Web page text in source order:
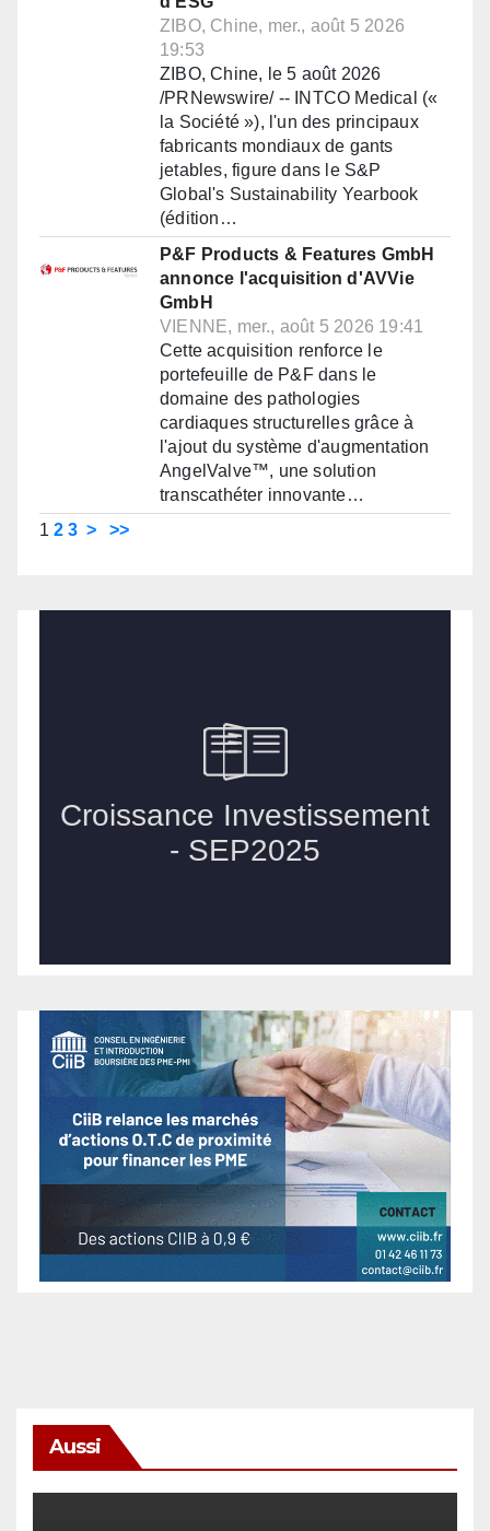
ZIBO, Chine, mer., août 5 2026
19:53
ZIBO, Chine, le 5 août 2026
/PRNewswire/ -- INTCO Medical («
la Société »), l'un des principaux
fabricants mondiaux de gants
jetables, figure dans le S&P
Global's Sustainability Yearbook
(édition…
P&F Products & Features GmbH
annonce l'acquisition d'AVVie
GmbH
VIENNE, mer., août 5 2026 19:41
Cette acquisition renforce le
portefeuille de P&F dans le
domaine des pathologies
cardiaques structurelles grâce à
l'ajout du système d'augmentation
AngelValve™, une solution
transcathéter innovante…
1 2 3 > >>
Aussi